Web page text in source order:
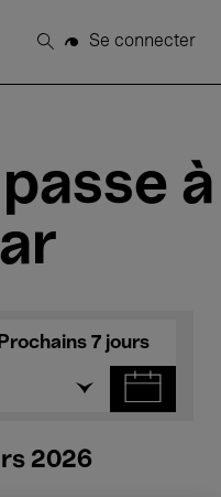
Rechercher
Se connecter
à
Prochains 7 jours
2026